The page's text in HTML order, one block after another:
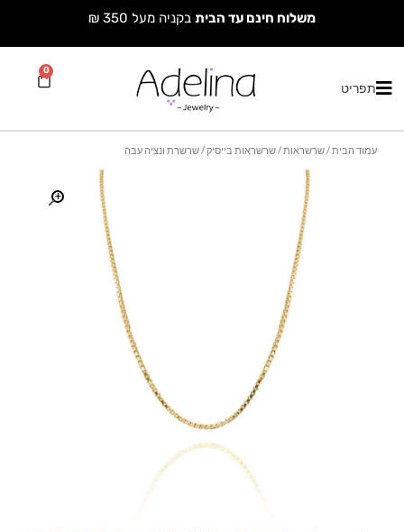
משלוח חינם עד הבית בקניה מעל 350 ₪
תפריט
0
עגלת
עמוד הבית/שרשראות/שרשראות בייסיק/ שרשרת ונציה עבה